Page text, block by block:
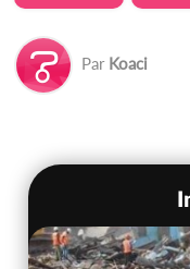
Par Koaci